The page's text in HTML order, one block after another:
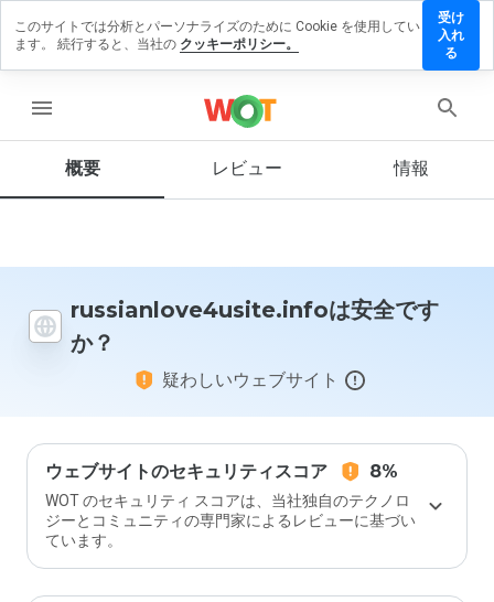
menu
概要 レビュー 情報
russianlove4usite.infoは安全です
か？
疑わしいウェブサイト
ウェブサイトのセキュリティスコア 8%
WOT のセキュリティ スコアは、当社独自のテクノロ
ジーとコミュニティの専門家によるレビューに基づい
ています。
ーを残す
ウェ
を1
間
で、
ます
か？
このサイトでは分析とパーソナライズのために Cookie を使用してい
ます。 続行すると、当社の クッキーポリシー。
受け
入れ
る